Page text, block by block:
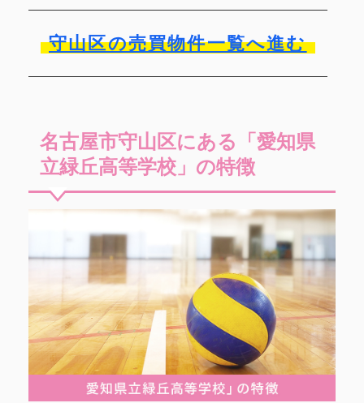
守山区の売買物件一覧へ進む
名古屋市守山区にある「愛知県
立緑丘高等学校」の特徴